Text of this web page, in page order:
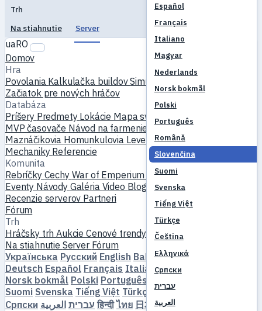
Español
Français
Italiano
Magyar
Nederlands
Norsk bokmål
Polski
Português
Română
Slovenčina
Suomi
Svenska
Tiếng Việt
Türkçe
Čeština
Ελληνικά
Српски
עברית
العربية
Trh
Na stiahnutie
Server
uaRO
Domov
Hra
Povolania Kalkulačka buildovSimulátor skillov
Začiatok pre nových hráčov
Databáza
Príšery Predmety Lokácie Mapa sveta
Databáza skillov
MVP časovače Návod na farmenie
Výroba a kovanie
Maznáčikovia Homunkulovia LevelovaniePorovnať
Mechaniky Referencie
Komunita
Rebríčky Cechy War of Emperium Profily hráčov
Eventy Návody Galéria Video Blogy KlubyKatalóg serverov
Recenzie serverov Partneri
Fórum
Trh
Hráčsky trhAukcie Cenové trendy
Ekonomika
Na stiahnutie Server Fórum
Українська Русский English Bahasa Indonesia
Deutsch Español Français Italiano Magyar
Norsk bokmål Polski Português
Suomi Svenska Tiếng Việt Türkçe Čeština
Српски
עברית العربية हिन्दी ไทย 日本語 简体中文